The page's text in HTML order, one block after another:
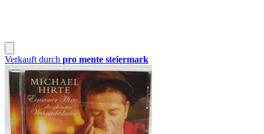
Verkauft durch pro mente steiermark